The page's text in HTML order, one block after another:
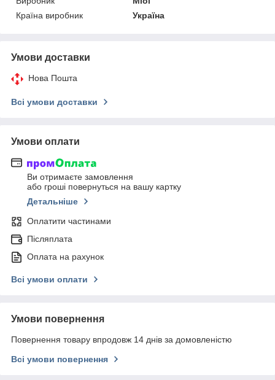
Країна виробник
Україна
Умови доставки
Нова Пошта
Всі умови доставки
Умови оплати
Ви отримаєте замовлення
або гроші повернуться на вашу картку
Детальніше
Оплатити частинами
Післяплата
Оплата на рахунок
Всі умови оплати
Умови повернення
Повернення товару впродовж 14 днів за домовленістю
Всі умови повернення